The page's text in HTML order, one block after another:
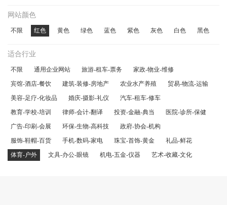
网站颜色
不限 红色 黄色 绿色 蓝色 紫色 灰色 白色 黑色
适合行业
不限 通用企业网站 旅游-租车-票务
家政-物业-维修
宾馆-酒店-餐饮
建筑-装修-房地产 农业水产养殖
贸易-物流-运输
美容-足疗-化妆品
婚庆-摄影-礼仪
汽车-租车-修车
教育-学校-培训
律师-会计-翻译 投资-金融-典当
医院-诊所-保健
广告-印刷-会展
环保-生物-高科技
政府-协会-机构
服饰-鞋帽-百货
手机-数码-家电 珠宝-首饰-黄金
礼品-鲜花
体育-户外
文具-办公-眼镜 机电-五金-仪器 艺术-收藏-文化